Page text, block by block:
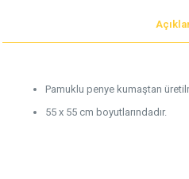
Pamuklu penye kumaştan
55 x 55 cm boyutlarındadır.